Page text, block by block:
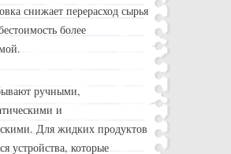
снижает перерасход сырья
более
ручными,
и
Для жидких продуктов
устройства, которые